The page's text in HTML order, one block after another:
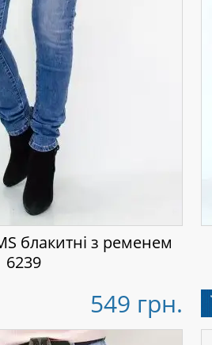
блакитні з ременем
6239
549 грн.